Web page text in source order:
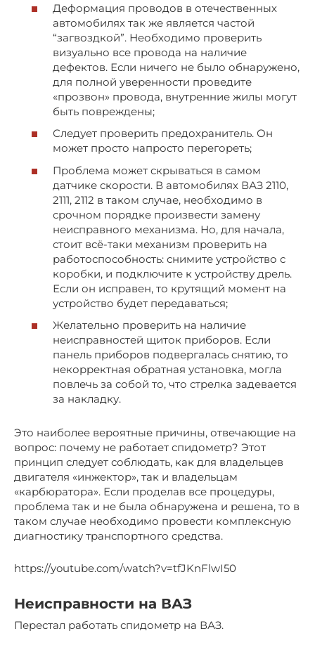
Деформация проводов в отечественных
автомобилях так же является частой
“загвоздкой”. Необходимо проверить
визуально все провода на наличие
дефектов. Если ничего не было обнаружено,
для полной уверенности проведите
«прозвон» провода, внутренние жилы могут
быть повреждены;
Следует проверить предохранитель. Он
может просто напросто перегореть;
Проблема может скрываться в самом
датчике скорости. В автомобилях ВАЗ 2110,
2111, 2112 в таком случае, необходимо в
срочном порядке произвести замену
неисправного механизма. Но, для начала,
стоит всё-таки механизм проверить на
работоспособность: снимите устройство с
коробки, и подключите к устройству дрель.
Если он исправен, то крутящий момент на
устройство будет передаваться;
Желательно проверить на наличие
неисправностей щиток приборов. Если
панель приборов подвергалась снятию, то
некорректная обратная установка, могла
повлечь за собой то, что стрелка задевается
за накладку.
Это наиболее вероятные причины, отвечающие на
вопрос: почему не работает спидометр? Этот
принцип следует соблюдать, как для владельцев
двигателя «инжектор», так и владельцам
«карбюратора». Если проделав все процедуры,
проблема так и не была обнаружена и решена, то в
таком случае необходимо провести комплексную
диагностику транспортного средства.
https://youtube.com/watch?v=tfJKnFlwI50
Неисправности на ВАЗ
Перестал работать спидометр на ВАЗ.